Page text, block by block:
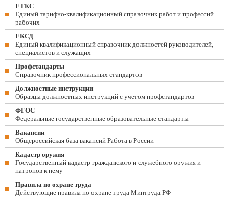
ЕТКС
Единый тарифно-квалификационный справочник работ и профессий
рабочих
ЕКСД
Единый квалификационный справочник должностей руководителей,
специалистов и служащих
Профстандарты
Справочник профессиональных стандартов
Должностные инструкции
Образцы должностных инструкций с учетом профстандартов
ФГОС
Федеральные государственные образовательные стандарты
Вакансии
Общероссийская база вакансий Работа в России
Кадастр оружия
Государственный кадастр гражданского и служебного оружия и
патронов к нему
Правила по охране труда
Действующие правила по охране труда Минтруда РФ